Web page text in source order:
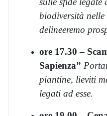
biodiversità nelle
delineeremo
ore 17.30 –
Sapienza”
piantine, lieviti
legati ad esse.